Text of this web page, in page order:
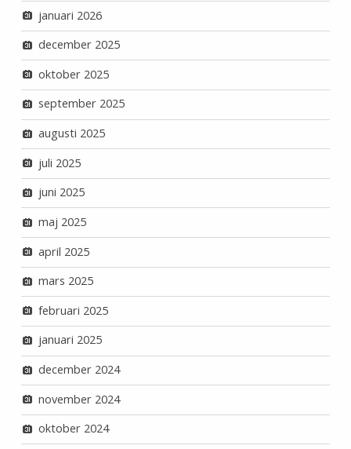
januari 2026
december 2025
oktober 2025
september 2025
augusti 2025
juli 2025
juni 2025
maj 2025
april 2025
mars 2025
februari 2025
januari 2025
december 2024
november 2024
oktober 2024